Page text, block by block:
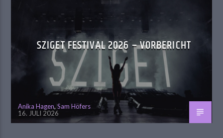
SZIGET FESTIVAL 2026 – VORBERICHT
Anika Hagen,Sam Höfers
16. JULI 2026